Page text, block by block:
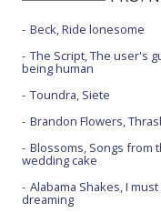
Beck, Ride lonesome
The Script, The user's
being human
Toundra, Siete
Brandon Flowers,
Blossoms, Songs from
wedding cake
Alabama Shakes, I must
dreaming